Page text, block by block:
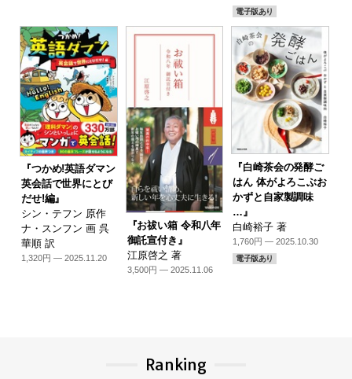
電子版あり
『つかめ!英語ダマン
英会話で世界にとび
だせ!編』
シン・テフン 原作
ナ・スンフン 画 呉
華順 訳
1,320円 — 2025.11.20
『お祓い箱 令和八年
御託宣付き』
江原啓之 著
3,500円 — 2025.11.06
『白崎茶会の発酵ご
はん 体がよろこぶお
かずと自家製調味
…』
白崎裕子 著
1,760円 — 2025.10.30
電子版あり
Ranking